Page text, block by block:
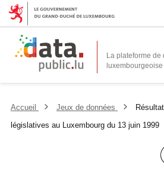
La plateforme de
Accueil Jeux de données
législatives au Luxembourg du 13 juin 1999